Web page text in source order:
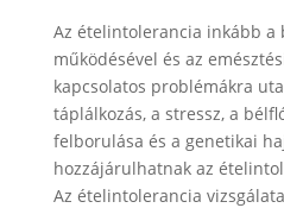
Az ételintolerancia inkább a
működésével és az
kapcsolatos problémákra
táplálkozás, a stressz, a
felborulása és a genetikai
hozzájárulhatnak az
Az ételintolerancia